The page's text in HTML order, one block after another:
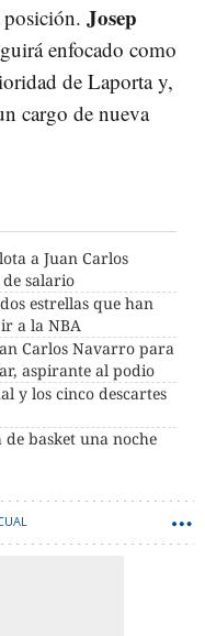
posición. Josep
enfocado como
de Laporta y,
cargo de nueva
a Juan Carlos
salario
estrellas que han
a la NBA
Carlos Navarro para
aspirante al podio
y los cinco descartes
de basket una noche